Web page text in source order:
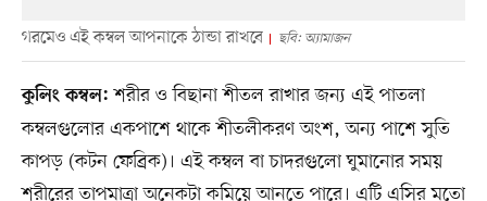
গরমেও এই কম্বল আপনাকে ঠান্ডা রাখবে ছবি: অ্যামাজন
কুলিং কম্বল: শরীর ও বিছানা শীতল রাখার জন্য এই পাতলা
কম্বলগুলোর একপাশে থাকে শীতলীকরণ অংশ, অন্য পাশে সুতি
কাপড় (কটন ফেব্রিক)। এই কম্বল বা চাদরগুলো ঘুমানোর সময়
শরীরের তাপমাত্রা অনেকটা কমিয়ে আনতে পারে। এটি এসির মতো